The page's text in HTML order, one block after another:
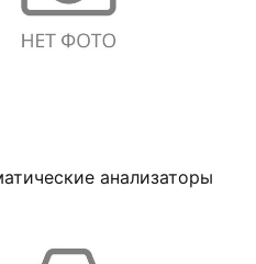
анализаторы